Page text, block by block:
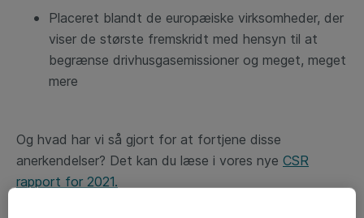
Placeret blandt de europæiske virksomheder, der
viser de største fremskridt med hensyn til at
begrænse drivhusgasemissioner og meget, meget
mere
Og hvad har vi så gjort for at fortjene disse
anerkendelser? Det kan du læse i vores nye CSR
rapport for 2021.